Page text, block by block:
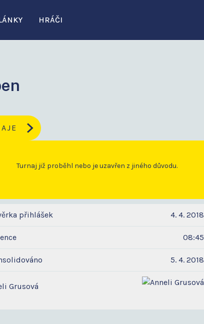
HRÁČI
Turnaj již proběhl nebo je uzavřen z jiného důvodu.
přihlášek 4. 4. 2018
08:45
5. 4. 2018
Grusová